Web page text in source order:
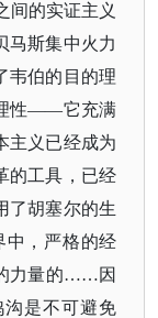
间的实证主义
马斯集中火力
韦伯的目的理
性——它充满
主义已经成为
的工具，已经
了胡塞尔的生
中，严格的经
力量的……因
是不可避免